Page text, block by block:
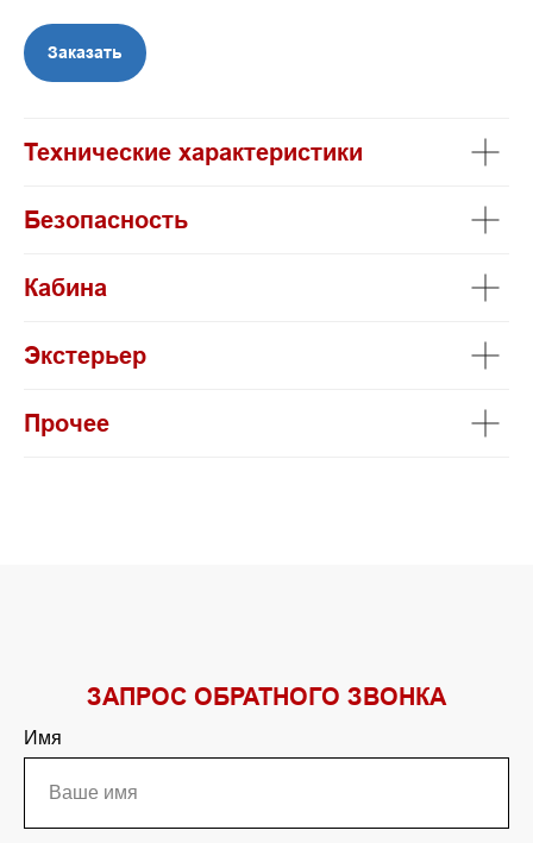
Заказать
Технические характеристики
Безопасность
Кабина
Экстерьер
Прочее
ЗАПРОС ОБРАТНОГО ЗВОНКА
Имя